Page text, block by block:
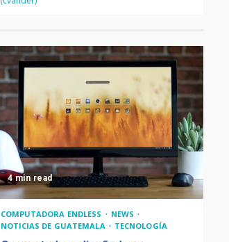
4 min read
COMPUTADORA ENDLESS
NEWS
NOTICIAS DE GUATEMALA
TECNOLOGÍA